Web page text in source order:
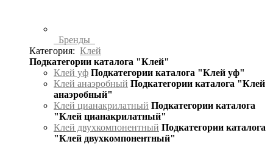
Бренды
Категория: Клей
Подкатегории каталога "Клей"
Клей уф Подкатегории каталога "Клей уф"
Клей анаэробный Подкатегории каталога "Клей
анаэробный"
Клей цианакрилатный Подкатегории каталога
"Клей цианакрилатный"
Клей двухкомпонентный Подкатегории каталога
"Клей двухкомпонентный"